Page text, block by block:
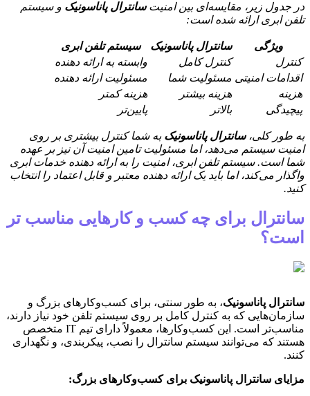
در جدول زیر، مقایسه‌ای بین امنیتسانترال پاناسونیک و سیستم
تلفن ابری ارائه شده است:
ویژگی سانترال پاناسونیک
سیستم تلفن ابری
کنترل
کنترل کامل
وابسته به ارائه دهنده
اقدامات امنیتی مسئولیت شما
مسئولیت ارائه دهنده
هزینه
هزینه بیشتر
هزینه کمتر
پیچیدگی
بالاتر پایین‌تر
به طور کلی،سانترال پاناسونیک به شما کنترل بیشتری بر روی
امنیت سیستم می‌دهد، اما مسئولیت تامین امنیت آن نیز بر عهده
شما است. سیستم تلفن ابری، امنیت را به ارائه دهنده خدمات ابری
واگذار می‌کند، اما باید یک ارائه دهنده معتبر و قابل اعتماد را انتخاب
کنید.
سانترال برای چه کسب و کارهایی مناسب تر
است؟
سانترال پاناسونیک، به طور سنتی، برای کسب‌وکارهای بزرگ و
سازمان‌هایی که به کنترل کامل بر روی سیستم تلفن خود نیاز دارند،
مناسب‌تر است. این کسب‌وکارها، معمولاً دارای تیم IT متخصص
هستند که می‌توانند سیستم سانترال را نصب، پیکربندی، و نگهداری
کنند.
مزایای سانترال پاناسونیک برای کسب‌وکارهای بزرگ: